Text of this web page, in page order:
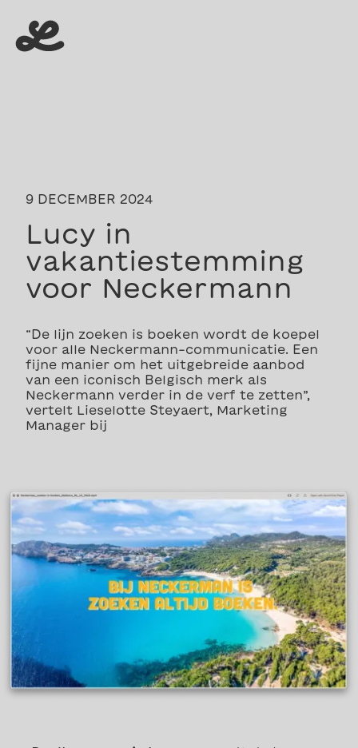
9 DECEMBER 2024
Lucy in
vakantiestemming
voor Neckermann
“De lijn zoeken is boeken wordt de koepel
voor alle Neckermann-communicatie. Een
fijne manier om het uitgebreide aanbod
van een iconisch Belgisch merk als
Neckermann verder in de verf te zetten”,
vertelt Lieselotte Steyaert, Marketing
Manager bij